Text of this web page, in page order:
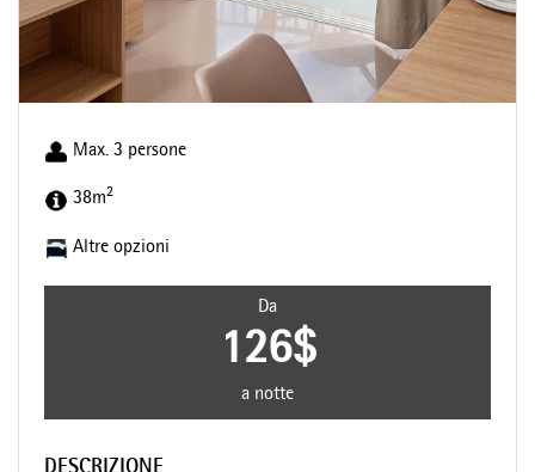
Max. 3 persone
38m2
Altre opzioni
Da
126$
a notte